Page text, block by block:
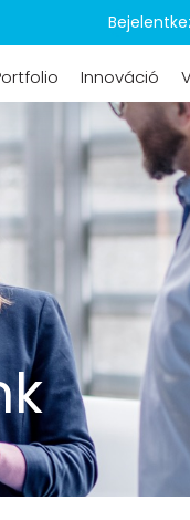
Innováció